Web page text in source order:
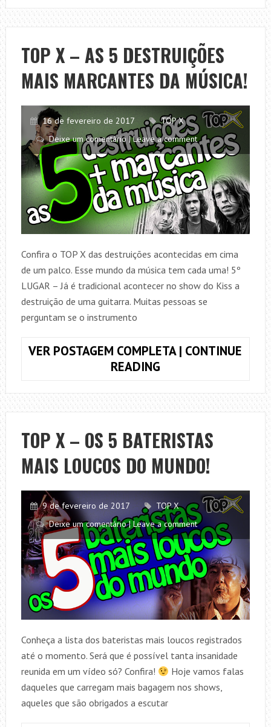
DE
MÚSICA
PARA
VOCÊ
ASSISTIR
NA
QUARENTENA
TOP X – AS 5 DESTRUIÇÕES
MAIS MARCANTES DA MÚSICA!
16 de fevereiro de 2017
TOP X
Deixe um comentário | Leave a comment
Confira o TOP X das destruições acontecidas em cima
de um palco. Esse mundo da música tem cada uma! 5º
LUGAR – Já é tradicional acontecer no show do Kiss a
destruição de uma guitarra. Muitas pessoas se
perguntam se o instrumento
VER POSTAGEM COMPLETA | CONTINUE
READINGTOP
–
AS
5
DESTRUIÇÕES
MAIS
MARCANTES
DA
MÚSICA!
TOP X – OS 5 BATERISTAS
MAIS LOUCOS DO MUNDO!
9 de fevereiro de 2017
TOP X
Deixe um comentário | Leave a comment
Conheça a lista dos bateristas mais loucos registrados
até o momento. Será que é possível tanta insanidade
reunida em um vídeo só? Confira!
Hoje vamos falas
daqueles que carregam mais bagagem nos shows,
aqueles que são obrigados a escutar